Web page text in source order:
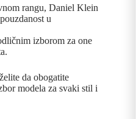
rangu, Daniel Klein
u
izborom za one
da obogatite
modela za svaki stil i